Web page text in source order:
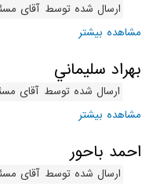
ارسال شده توسط آقای
مشاهده بیشتر
بهراد سليماني
ارسال شده توسط آقای
مشاهده بیشتر
احمد باحور
ارسال شده توسط آقای